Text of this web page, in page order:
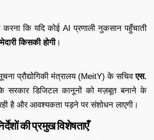
करना कि यदि कोई AI प्रणाली नुकसान पहुँचाती
किसकी होगी।
प्रौद्योगिकी मंत्रालय (MeitY) के सचिवएस.
सरकार डिजिटल कानूनों को मज़बूत बनाने के
है और आवश्यकता पड़ने पर संशोधन लाएगी।
की प्रमुख विशेषताएँ